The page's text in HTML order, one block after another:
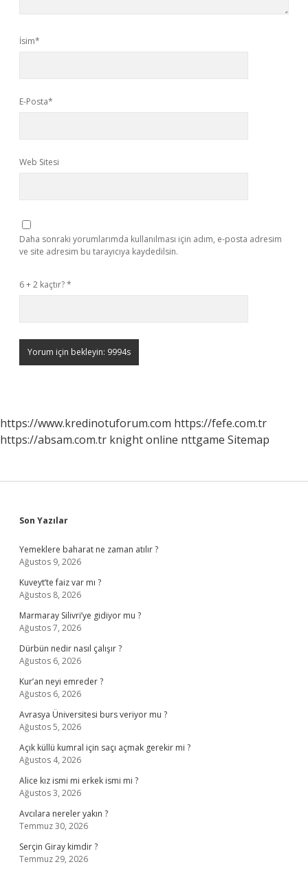
İsim*
E-Posta*
Web Sitesi
Daha sonraki yorumlarımda kullanılması için adım, e-posta adresim
ve site adresim bu tarayıcıya kaydedilsin.
6 + 2 kaçtır?*
https://www.kredinotuforum.com https://fefe.com.tr
https://absam.com.tr knight online nttgame Sitemap
Sidebar
Son Yazılar
Yemeklere baharat ne zaman atılır ?
Ağustos 9, 2026
Kuveyt’te faiz var mı ?
Ağustos 8, 2026
Marmaray Silivri’ye gidiyor mu ?
Ağustos 7, 2026
Dürbün nedir nasıl çalışır ?
Ağustos 6, 2026
Kur’an neyi emreder ?
Ağustos 6, 2026
Avrasya Üniversitesi burs veriyor mu ?
Ağustos 5, 2026
Açık küllü kumral için saçı açmak gerekir mi ?
Ağustos 4, 2026
Alice kız ismi mi erkek ismi mi ?
Ağustos 3, 2026
Avcılara nereler yakın ?
Temmuz 30, 2026
Serçin Giray kimdir ?
Temmuz 29, 2026